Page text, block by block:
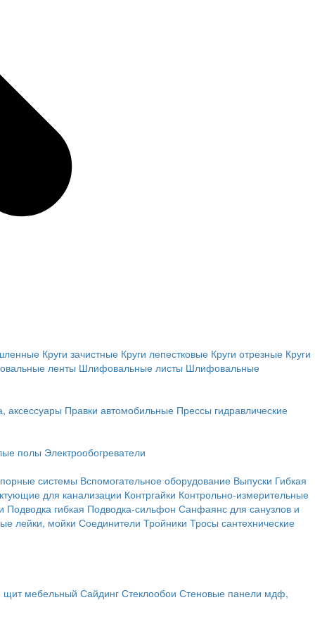
Круги зачистные Круги лепестковые Круги отрезные Круги
ленты Шлифовальные листы Шлифовальные
аксессуары Правки автомобильные Прессы гидравлические
полы Электрообогреватели
системы Вспомогательное оборудование Выпуски Гибкая
для канализации Контргайки Контрольно-измерительные
Подводка гибкая Подводка-сильфон Санфаянс для санузлов и
лейки, мойки Соединители Тройники Тросы сантехнические
щит мебельный Сайдинг Стеклообои Стеновые панели мдф,